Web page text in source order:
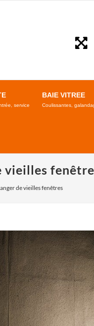
service
BAIE VITREE
Coulissantes,
vieilles
de vieilles fenêtres